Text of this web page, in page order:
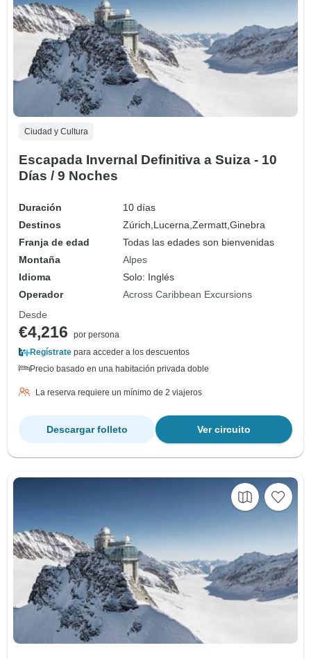
Ciudad y Cultura
Escapada Invernal Definitiva a Suiza - 10
Días / 9 Noches
Duración
10 días
Destinos
Zúrich,Lucerna,Zermatt,Ginebra
Franja de edad
Todas las edades son bienvenidas
Montaña
Alpes
Idioma
Solo: Inglés
Operador
Across Caribbean Excursions
Desde
€4,216
por persona
Regístrate para acceder a los descuentos
Precio basado en una habitación privada doble
La reserva requiere un mínimo de 2 viajeros
Ver circuito
Descargar folleto